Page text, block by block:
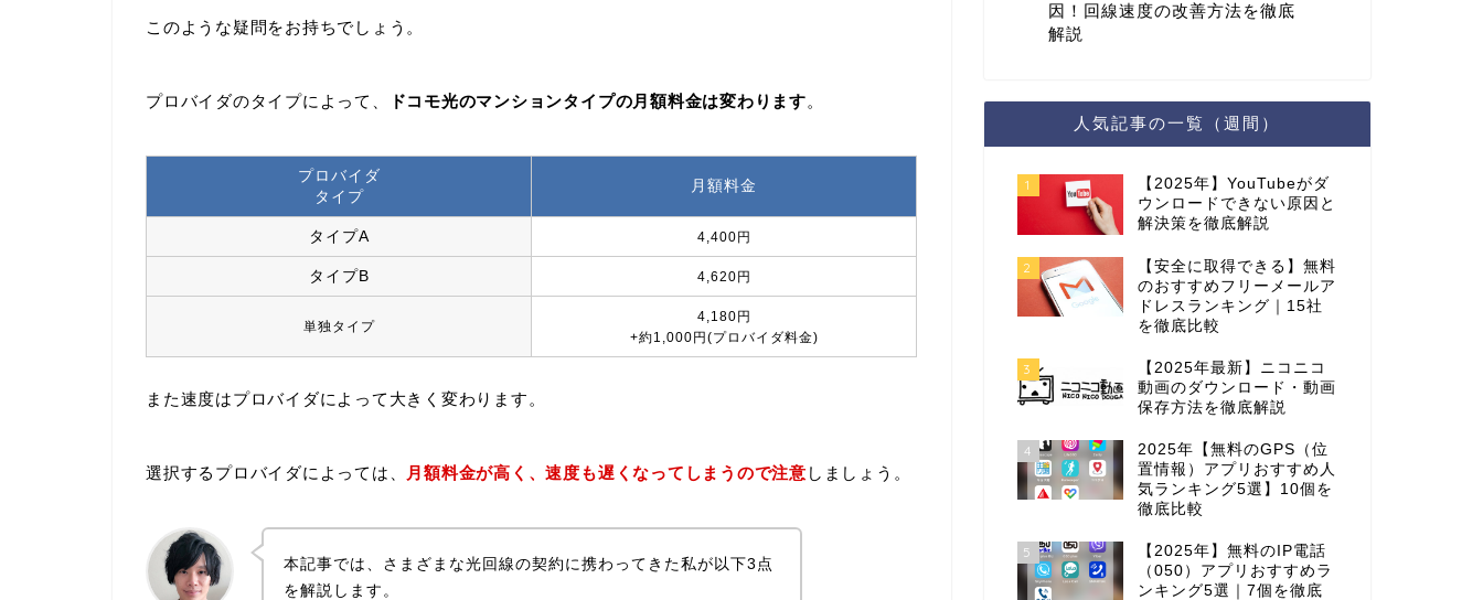
このような疑問をお持ちでしょう。
プロバイダのタイプによって、 ドコモ光のマンションタイプの月額料金は変わります。
プロバイダ
タイプ
月額料金
タイプA 4,400円
タイプB 4,620円
単独タイプ
4,180円
+約1,000円(プロバイダ料金)
また速度はプロバイダによって大きく変わります。
選択するプロバイダによっては、 月額料金が高く、速度も遅くなってしまうので注意 しましょう。
本記事では、さまざまな光回線の契約に携わってきた私が以下3点
を解説します。
因！回線速度の改善方法を徹底
解説
人気記事の一覧（週間）
1
【2025年】YouTubeがダ
ウンロードできない原因と
解決策を徹底解説
2
【安全に取得できる】無料
のおすすめフリーメールア
ドレスランキング｜15社
を徹底比較
3
【2025年最新】ニコニコ
動画のダウンロード・動画
保存方法を徹底解説
4
2025年【無料のGPS（位
置情報）アプリおすすめ人
気ランキング5選】10個を
徹底比較
5
【2025年】無料のIP電話
（050）アプリおすすめラ
ンキング5選｜7個を徹底